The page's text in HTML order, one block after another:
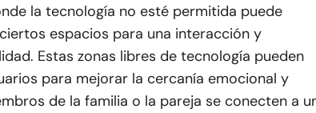
la tecnología no esté permitida puede
espacios para una interacción y
Estas zonas libres de tecnología pueden
para mejorar la cercanía emocional y
de la familia o la pareja se conecten a